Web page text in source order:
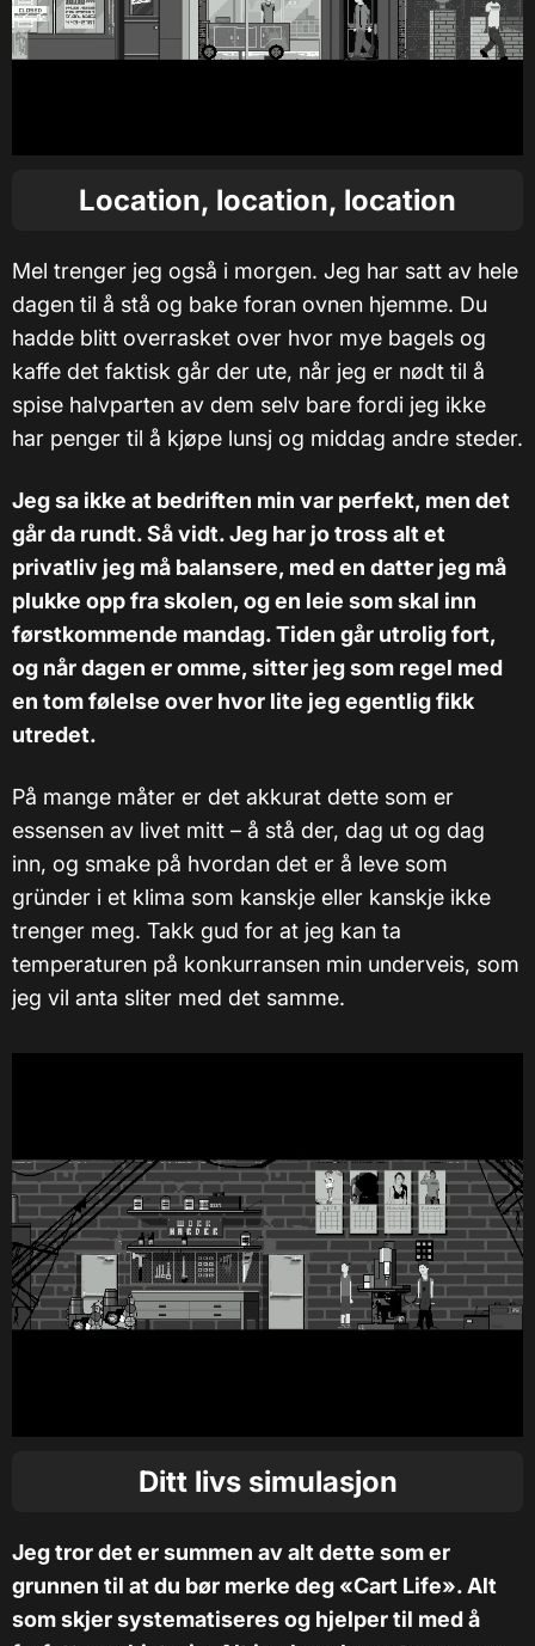
Location, location, location
Mel trenger jeg også i morgen. Jeg har satt av hele
dagen til å stå og bake foran ovnen hjemme. Du
hadde blitt overrasket over hvor mye bagels og
kaffe det faktisk går der ute, når jeg er nødt til å
spise halvparten av dem selv bare fordi jeg ikke
har penger til å kjøpe lunsj og middag andre steder.
Jeg sa ikke at bedriften min var perfekt, men det
går da rundt. Så vidt. Jeg har jo tross alt et
privatliv jeg må balansere, med en datter jeg må
plukke opp fra skolen, og en leie som skal inn
førstkommende mandag. Tiden går utrolig fort,
og når dagen er omme, sitter jeg som regel med
en tom følelse over hvor lite jeg egentlig fikk
utredet.
På mange måter er det akkurat dette som er
essensen av livet mitt – å stå der, dag ut og dag
inn, og smake på hvordan det er å leve som
gründer i et klima som kanskje eller kanskje ikke
trenger meg. Takk gud for at jeg kan ta
temperaturen på konkurransen min underveis, som
jeg vil anta sliter med det samme.
Ditt livs simulasjon
Jeg tror det er summen av alt dette som er
grunnen til at du bør merke deg «Cart Life». Alt
som skjer systematiseres og hjelper til med å